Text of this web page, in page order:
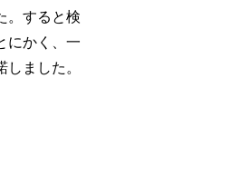
。すると検
にかく、一
ました。